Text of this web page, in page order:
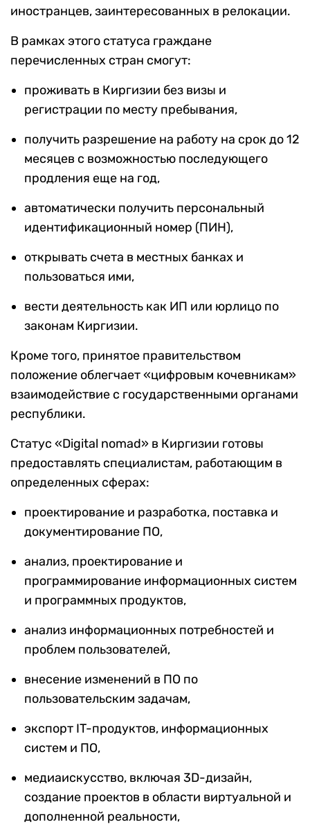
иностранцев, заинтересованных в релокации.
В рамках этого статуса граждане
перечисленных стран смогут:
проживать в Киргизии без визы и
регистрации по месту пребывания,
получить разрешение на работу на срок до 12
месяцев с возможностью последующего
продления еще на год,
автоматически получить персональный
идентификационный номер (ПИН),
открывать счета в местных банках и
пользоваться ими,
вести деятельность как ИП или юрлицо по
законам Киргизии.
Кроме того, принятое правительством
положение облегчает «цифровым кочевникам»
взаимодействие с государственными органами
республики.
Статус «Digital nomad» в Киргизии готовы
предоставлять специалистам, работающим в
определенных сферах:
проектирование и разработка, поставка и
документирование ПО,
анализ, проектирование и
программирование информационных систем
и программных продуктов,
анализ информационных потребностей и
проблем пользователей,
внесение изменений в ПО по
пользовательским задачам,
экспорт IT-продуктов, информационных
систем и ПО,
медиаискусство, включая 3D-дизайн,
создание проектов в области виртуальной и
дополненной реальности,